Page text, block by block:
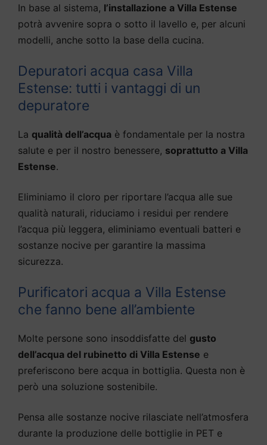
In base al sistema, l’installazione a Villa Estense
potrà avvenire sopra o sotto il lavello e, per alcuni
modelli, anche sotto la base della cucina.
Depuratori acqua casa Villa
Estense: tutti i vantaggi di un
depuratore
La qualità dell’acqua è fondamentale per la nostra
salute e per il nostro benessere, soprattutto a Villa
Estense.
Eliminiamo il cloro per riportare l’acqua alle sue
qualità naturali, riduciamo i residui per rendere
l’acqua più leggera, eliminiamo eventuali batteri e
sostanze nocive per garantire la massima
sicurezza.
Purificatori acqua a Villa Estense
che fanno bene all’ambiente
Molte persone sono insoddisfatte del gusto
dell’acqua del rubinetto di Villa Estense e
preferiscono bere acqua in bottiglia. Questa non è
però una soluzione sostenibile.
Pensa alle sostanze nocive rilasciate nell’atmosfera
durante la produzione delle bottiglie in PET e